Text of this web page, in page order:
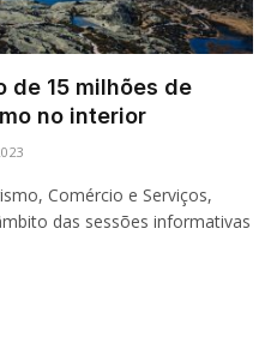
de 15 milhões de
no interior
Comércio e Serviços,
das sessões informativas